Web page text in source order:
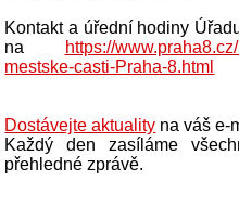
Kontakt a úřední hodiny
na
https://
mestske-casti-Praha-8.html
Dostávejte aktuality na váš e-
Každý den zasíláme
přehledné zprávě.